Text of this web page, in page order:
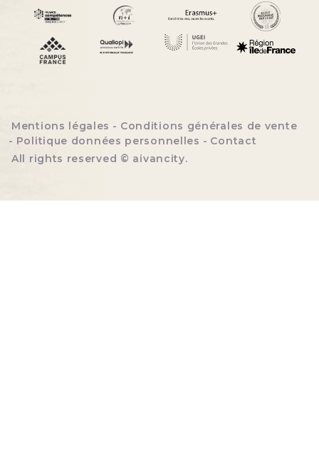
Menu bottom footer
Mentions légales
Conditions générales de vente
Politique données personnelles
Contact
All rights reserved © aivancity.